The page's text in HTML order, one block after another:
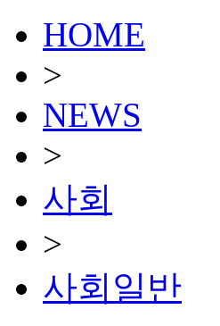
HOME
>
NEWS
>
사회
>
사회일반